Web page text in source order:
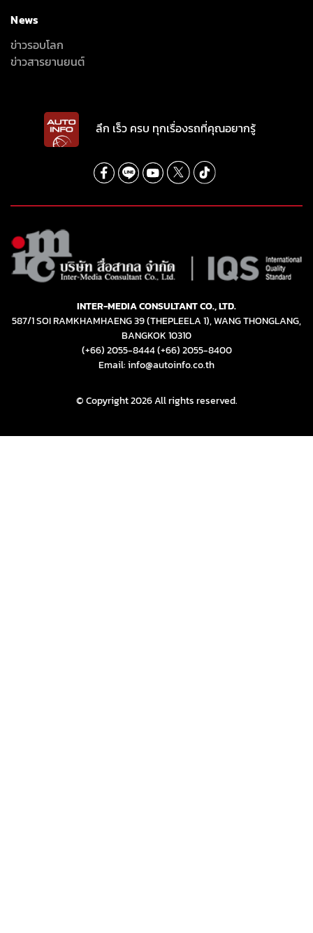
News
ข่าวรอบโลก
ข่าวสารยานยนต์
ลึก เร็ว ครบ ทุกเรื่องรถที่คุณอยากรู้
INTER-MEDIA CONSULTANT CO., LTD.
587/1 SOI RAMKHAMHAENG 39 (THEPLEELA 1), WANG THONGLANG,
BANGKOK 10310
(+66) 2055-8444(+66) 2055-8400
Email: info@autoinfo.co.th
© Copyright 2026 All rights reserved.